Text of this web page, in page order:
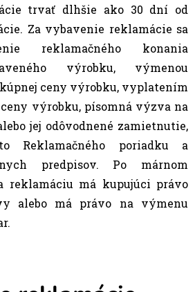
trvať dlhšie ako 30 dní od
Za vybavenie reklamácie sa
reklamačného konania
výrobku, výmenou
ceny výrobku, vyplatením
výrobku, písomná výzva na
jej odôvodnené zamietnutie,
Reklamačného poriadku a
predpisov. Po márnom
má kupujúci právo
alebo má právo na výmenu